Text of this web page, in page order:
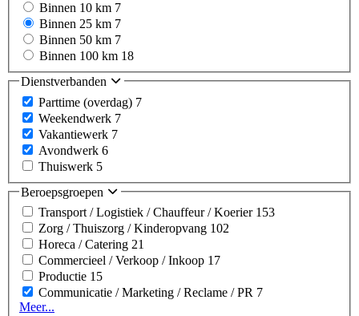
Binnen 10 km 7
Binnen 25 km 7
Binnen 50 km 7
Binnen 100 km 18
Dienstverbanden
Parttime (overdag) 7
Weekendwerk 7
Vakantiewerk 7
Avondwerk 6
Thuiswerk 5
Beroepsgroepen
Transport / Logistiek / Chauffeur / Koerier 153
Zorg / Thuiszorg / Kinderopvang 102
Horeca / Catering 21
Commercieel / Verkoop / Inkoop 17
Productie 15
Communicatie / Marketing / Reclame / PR 7
Meer...